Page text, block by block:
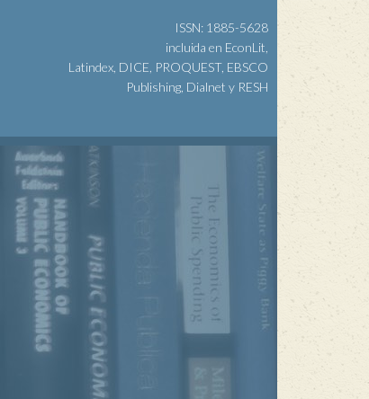
ISSN: 1885-5628
incluida en EconLit,
Latindex, DICE, PROQUEST, EBSCO
Publishing, Dialnet y RESH